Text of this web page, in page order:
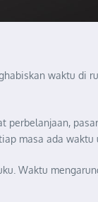
waktu di
masa ada waktu
Waktu